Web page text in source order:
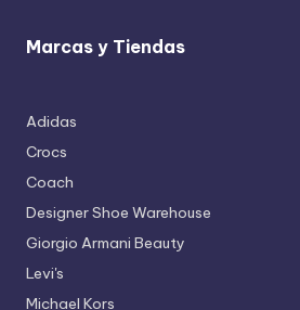
Marcas y Tiendas
Adidas
Crocs
Coach
Designer Shoe Warehouse
Giorgio Armani Beauty
Levi's
Michael Kors